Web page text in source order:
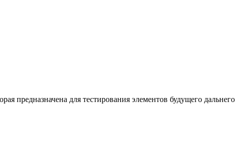
предназначена для тестирования элементов будущего дальнего